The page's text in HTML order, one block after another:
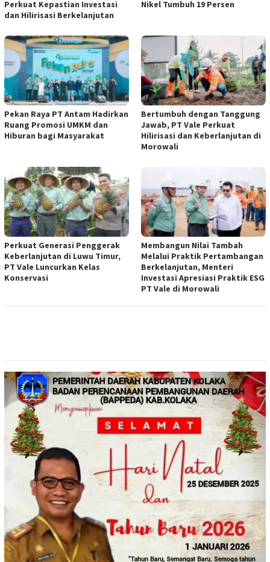
Perkuat Kepastian Investasi
dan Hilirisasi Berkelanjutan
Nikel Tumbuh 19 Persen
Pekan Raya PT Antam Hadirkan
Ruang Promosi UMKM dan
Hiburan bagi Masyarakat
Bertumbuh dengan Tanggung
Jawab, PT Vale Perkuat
Hilirisasi dan Keberlanjutan di
Morowali
Perkuat Generasi Penggerak
Keberlanjutan di Luwu Timur,
PT Vale Luncurkan Kelas
Konservasi
Membangun Nilai Tambah
Melalui Praktik Pertambangan
Berkelanjutan, Menteri
Investasi Apresiasi Praktik ESG
PT Vale di Morowali